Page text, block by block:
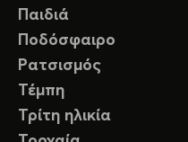
Παιδιά
Ποδόσφαιρο
Ρατσισμός
Τέμπη
Τρίτη ηλικία